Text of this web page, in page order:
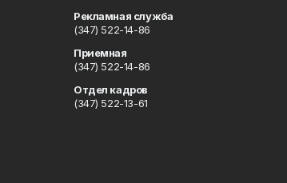
Рекламная служба
(347) 522-14-86
Приемная
(347) 522-14-86
Отдел кадров
(347) 522-13-61